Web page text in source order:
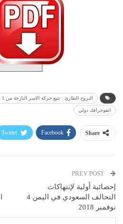
النزوح الطارئ : تتبع حركة الاسر النازحة من 1 يونيو حتى 23 اكتوبر 2018
انفوجرافك دولي
Share
Facebook
Twitter
إحصائية أولية لإنتهاكات
التحالف السعودي في اليمن 4
نوفمبر 2018